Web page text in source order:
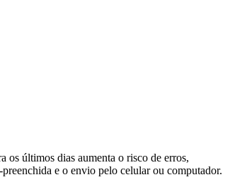
últimos dias aumenta o risco de erros,
e o envio pelo celular ou computador.